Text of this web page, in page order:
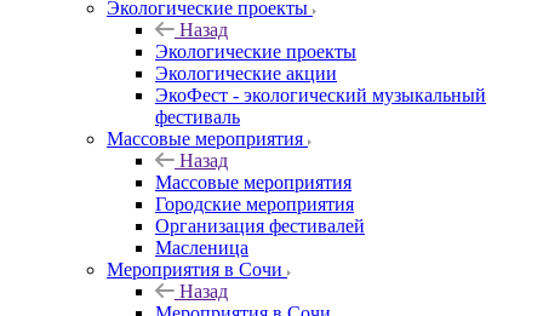
Экологические проекты
Назад
Экологические проекты
Экологические акции
ЭкоФест - экологический музыкальный
фестиваль
Массовые мероприятия
Назад
Массовые мероприятия
Городские мероприятия
Организация фестивалей
Масленица
Мероприятия в Сочи
Назад